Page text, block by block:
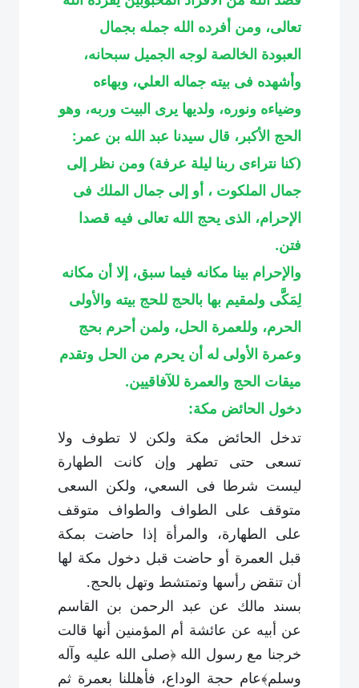
تعالى، ومن أفرده الله جمله بجمال
العبودة الخالصة لوجه الجميل سبحانه،
وأشهده فى بيته جماله العلي، وبهاءه
وضياءه ونوره، ولديها يرى البيت وربه، وهو
الحج الأكبر، قال سيدنا عبد الله بن عمر:
(كنا نتراءى ربنا ليلة عرفة) ومن نظر إلى
جمال الملكوت ، أو إلى جمال الملك فى
الإحرام، الذى يحج الله تعالى فيه قصدا
فتن.
والإحرام بينا مكانه فيما سبق، إلا أن مكانه
لِمَكَّى ولمقيم بها بالحج للحج بيته والأولى
الحرم، وللعمرة الحل، ولمن أحرم بحج
وعمرة الأولى له أن يحرم من الحل وتقدم
ميقات الحج والعمرة للآفاقيين.
دخول الحائض مكة:
تدخل الحائض مكة ولكن لا تطوف ولا
تسعى حتى تطهر وإن كانت الطهارة
ليست شرطا فى السعي، ولكن السعى
متوقف على الطواف والطواف متوقف
على الطهارة، والمرأة إذا حاضت بمكة
قبل العمرة أو حاضت قبل دخول مكة لها
أن تنقض رأسها وتمتشط وتهل بالحج.
بسند مالك عن عبد الرحمن بن القاسم
عن أبيه عن عائشة أم المؤمنين أنها قالت
خرجنا مع رسول الله ﴿صلى الله عليه وآله
وسلم﴾عام حجة الوداع، فأهللنا بعمرة ثم